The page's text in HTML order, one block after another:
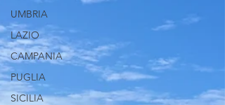
UMBRIA
LAZIO
CAMPANIA
PUGLIA
SICILIA